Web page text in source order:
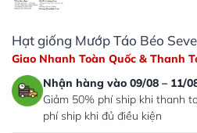
Hạt giống Mướp Táo Béo
Giao Nhanh Toàn Quốc & Thanh
Nhận hàng vào 09/08 – 11/
Giảm 50% phí ship khi thanh
phí ship khi đủ điều kiện